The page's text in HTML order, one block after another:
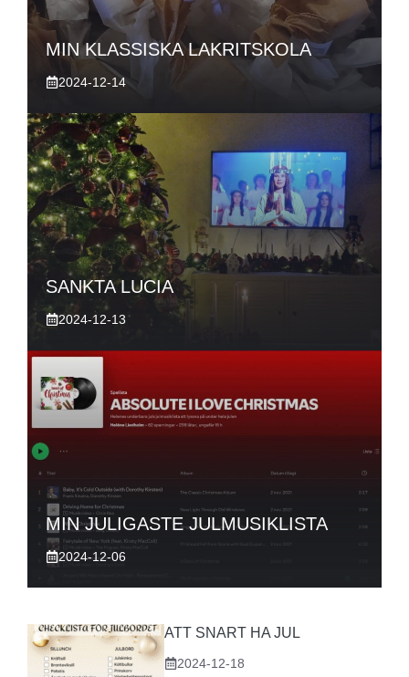
MIN KLASSISKA LAKRITSKOLA
2024-12-14
SANKTA LUCIA
2024-12-13
MIN JULIGASTE JULMUSIKLISTA
2024-12-06
ATT SNART HA JUL
2024-12-18